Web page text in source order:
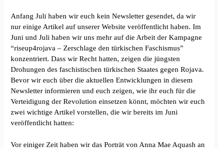
Anfang Juli haben wir euch kein Newsletter gesendet, da wir
nur einige Artikel auf unserer Website veröffentlicht haben. Im
Juni und Juli haben wir uns mehr auf die Arbeit der Kampagne
“riseup4rojava – Zerschlage den türkischen Faschismus”
konzentriert. Dass wir Recht hatten, zeigen die jüngsten
Drohungen des faschistischen türkischen Staates gegen Rojava.
Bevor wir euch über die aktuellen Entwicklungen in diesem
Newsletter informieren und euch zeigen, wie ihr euch für die
Verteidigung der Revolution einsetzen könnt, möchten wir euch
zwei wichtige Artikel vorstellen, die wir bereits im Juni
veröffentlicht hatten:
Vor einiger Zeit haben wir das Porträt von Anna Mae Aquash an